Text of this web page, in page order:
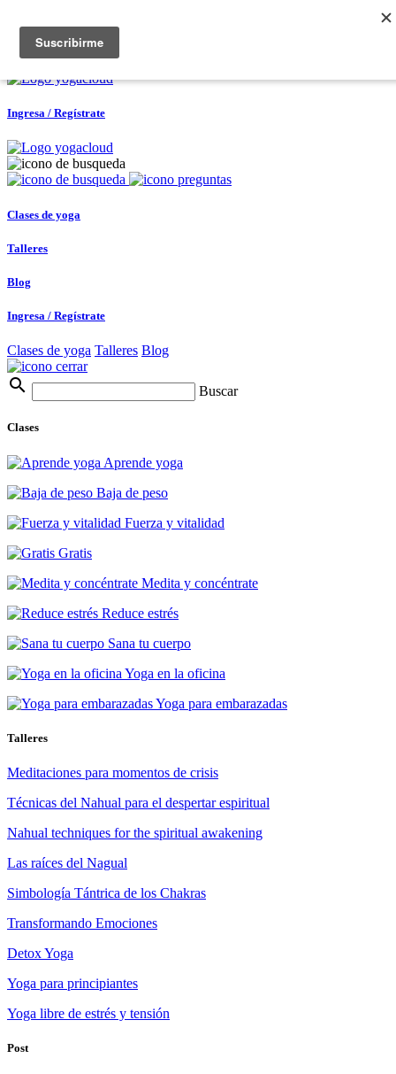
0
Ingresa / Regístrate
Clases de yoga
Talleres
Blog
Ingresa / Regístrate
Clases de yoga Talleres Blog
search Buscar
Clases
Aprende yoga
Baja de peso
Fuerza y vitalidad
Gratis
Medita y concéntrate
Reduce estrés
Sana tu cuerpo
Yoga en la oficina
Yoga para embarazadas
Talleres
Meditaciones para momentos de crisis
Técnicas del Nahual para el despertar espiritual
Nahual techniques for the spiritual awakening
Las raíces del Nagual
Simbología Tántrica de los Chakras
Transformando Emociones
Detox Yoga
Yoga para principiantes
Yoga libre de estrés y tensión
Post